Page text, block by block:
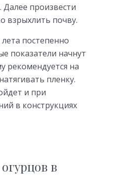
Далее произвести
взрыхлить почву.
постепенно
показатели начнут
рекомендуется на
пленку.
и при
в конструкциях
в